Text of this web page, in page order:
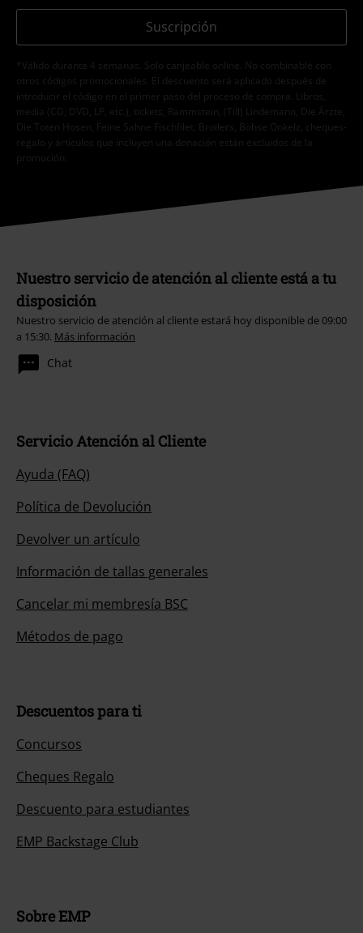
Suscripción
*Válido durante 4 semanas. Solo canjeable online. No combinable con
otros códigos promocionales. El descuento será aplicado después de
introducir el código en el primer paso del proceso de compra. Libros,
media (CD, DVD, LP, etc.), tickets, Rammstein, (Till) Lindemann, Die Ärzte,
Die Toten Hosen, Feine Sahne Fischfilet, Broilers, Böhse Onkelz, cheques-
regalo y artículos que incluyen una donación están excluidos de la
promoción.
Nuestro servicio de atención al cliente está a tu
disposición
Nuestro servicio de atención al cliente estará hoy disponible de 09:00
a 15:30. Más información
Chat
Servicio Atención al Cliente
Ayuda (FAQ)
Política de Devolución
Devolver un artículo
Información de tallas generales
Cancelar mi membresía BSC
Métodos de pago
Descuentos para ti
Concursos
Cheques Regalo
Descuento para estudiantes
EMP Backstage Club
Sobre EMP